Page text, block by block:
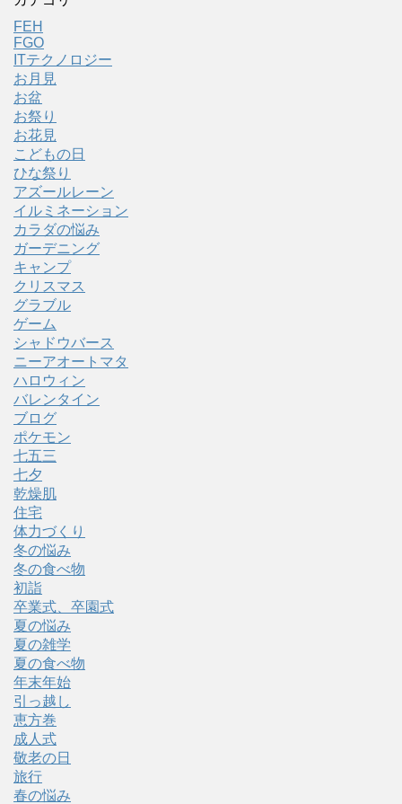
FEH
FGO
ITテクノロジー
お月見
お盆
お祭り
お花見
こどもの日
ひな祭り
アズールレーン
イルミネーション
カラダの悩み
ガーデニング
キャンプ
クリスマス
グラブル
ゲーム
シャドウバース
ニーアオートマタ
ハロウィン
バレンタイン
ブログ
ポケモン
七五三
七夕
乾燥肌
住宅
体力づくり
冬の悩み
冬の食べ物
初詣
卒業式、卒園式
夏の悩み
夏の雑学
夏の食べ物
年末年始
引っ越し
恵方巻
成人式
敬老の日
旅行
春の悩み